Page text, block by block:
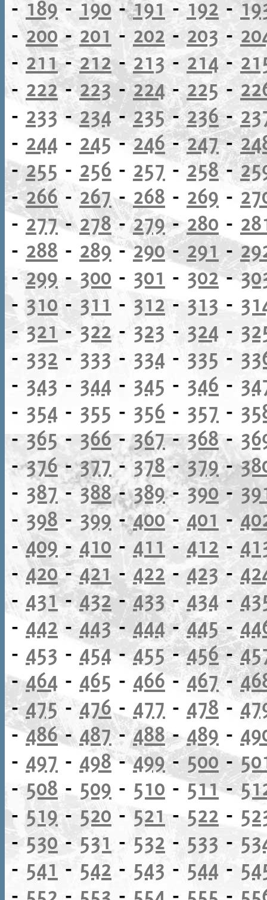
- 189- 190 -191- 192 -
-200-201 - 202 - 203 -
- 211-212-213- 214-
- 222-223-224- 225-
- 233 -234- 235-236-
- 244 - 245-246-247-
-255 - 256 - 257 - 258-
-266 - 267- 268 - 269 -
-277-278-279-280 -
- 288 - 289-290-291 -
-299 - 300 - 301 - 302-
-310-311 - 312- 313 -
-321 -322 - 323 - 324 -
- 332 - 333 - 334 - 335 -
- 343 - 344 - 345 - 346 -
- 354 - 355 - 356 - 357 -
-365-366-367-368-
-376-377-378-379-
- 387-388-389-390-
- 398 - 399-400- 401 -
-409 -410 - 411 - 412 -
- 420-421-422 - 423 -
- 431-432-433- 434-
- 442 -443- 444-445-
- 453 - 454-455-456-
-464 - 465 - 466- 467-
-475-476- 477 - 478 -
-486-487-488-489 -
- 497 - 498-499-500-
-508 - 509 - 510 -511-
- 519 -520 - 521- 522 -
- 530-531 - 532 - 533 -
- 541 - 542 - 543 - 544 -